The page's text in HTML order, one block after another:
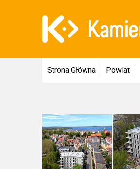
Strona Główna Powiat